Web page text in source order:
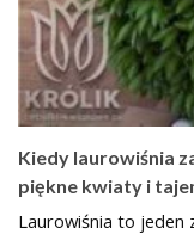
Kiedy laurowiśnia
piękne kwiaty i
Laurowiśnia to jeden